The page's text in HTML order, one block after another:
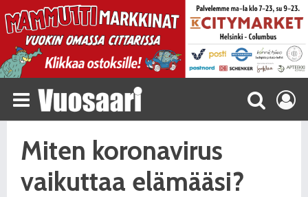
Miten koronavirus
vaikuttaa elämääsi?